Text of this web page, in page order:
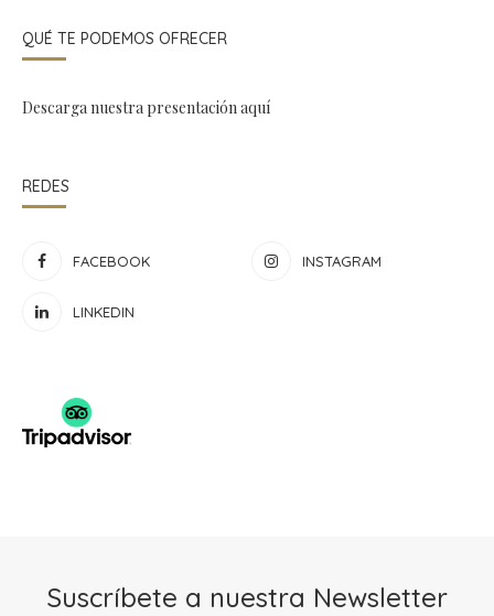
QUÉ TE PODEMOS OFRECER
Descarga nuestra presentación aquí
REDES
FACEBOOK INSTAGRAM
LINKEDIN
Suscríbete a nuestra Newsletter